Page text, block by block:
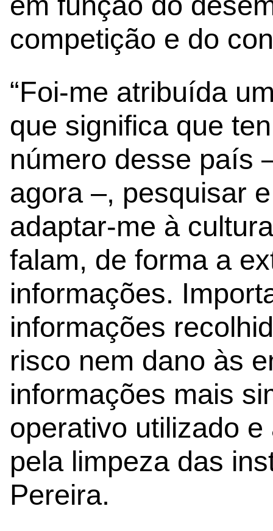
competição e do
“Foi-me atribuída
que significa que
número desse país
agora –, pesquisar
adaptar-me à
falam, de forma a
informações.
informações
risco nem dano às
informações mais
operativo utilizado
pela limpeza das
Pereira.